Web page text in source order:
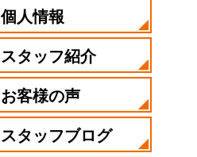
個人情報
スタッフ紹介
お客様の声
スタッフブログ